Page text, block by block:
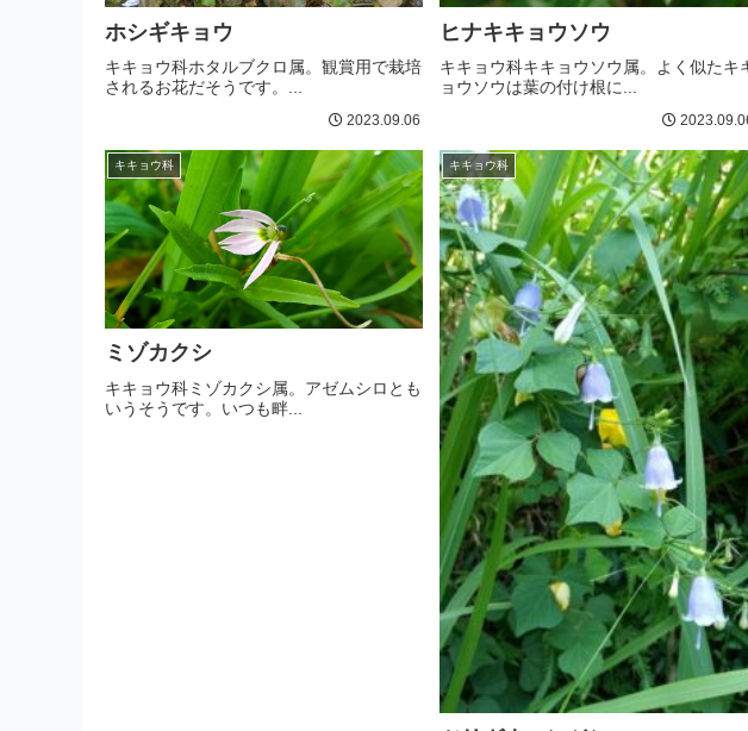
ホシギキョウ
キキョウ科ホタルブクロ属。観賞用で栽培
されるお花だそうです。...
2023.09.06
ヒナキキョウソウ
キキョウ科キキョウソウ属。よく似たキ
ョウソウは葉の付け根に...
キキョウ科
ミゾカクシ
キキョウ科ミゾカクシ属。アゼムシロとも
いうそうです。いつも畔...
キキョウ科